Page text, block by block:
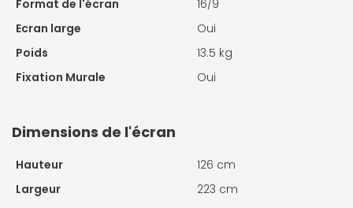
Format de l'écran
16/9
Ecran large
Oui
Poids
13.5 kg
Fixation Murale
Oui
Dimensions de l'écran
Hauteur
126 cm
Largeur
223 cm